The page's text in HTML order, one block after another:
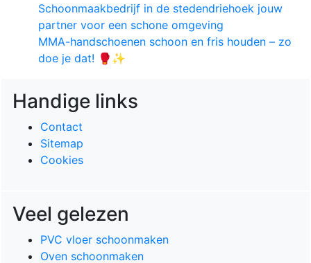
Schoonmaakbedrijf in de stedendriehoek jouw
partner voor een schone omgeving
MMA-handschoenen schoon en fris houden – zo
doe je dat! 🥊✨
Handige links
Contact
Sitemap
Cookies
Veel gelezen
PVC vloer schoonmaken
Oven schoonmaken